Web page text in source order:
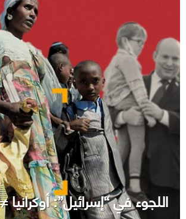
اللجوء في “إسرائيل”: أوكرانيا